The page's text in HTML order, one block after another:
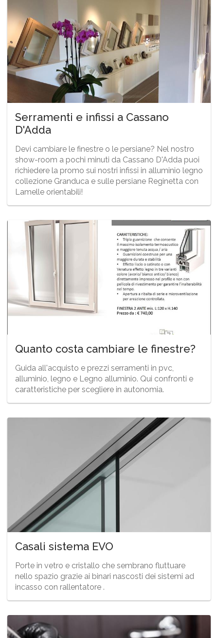
Serramenti e infissi a Cassano
D'Adda
Devi cambiare le finestre o le persiane? Nel nostro
show-room a pochi minuti da Cassano D'Adda puoi
richiedere la promo sui nostri infissi in alluminio legno
collezione Granduca e sulle persiane Reginetta con
Lamelle orientabili!
Quanto costa cambiare le finestre?
Guida all'acquisto e prezzi serramenti in pvc,
alluminio, legno e Legno alluminio. Qui confronti e
caratteristiche per scegliere in autonomia.
Casali sistema EVO
Porte in vetro e cristallo che sembrano fluttuare
nello spazio grazie ai binari nascosti dei sistemi ad
incasso con rallentatore .